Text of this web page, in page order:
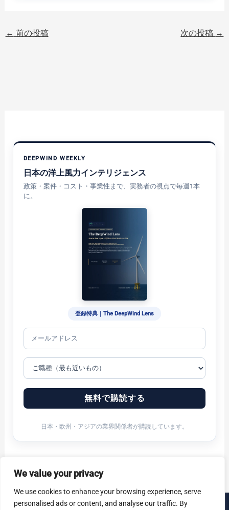
We value your privacy
We use cookies to enhance your browsing experience, serve
personalised ads or content, and analyse our traffic. By
← 前の投稿 次の投稿 →
DEEPWIND WEEKLY
日本の洋上風力インテリジェンス
政策・案件・コスト・事業性まで、実務者の視点で毎週1本
に。
登録特典｜The DeepWind Lens
無料で購読する
日本・欧州・アジアの業界関係者が購読しています。